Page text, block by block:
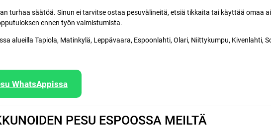
turhaa säätöä. Sinun ei tarvitse ostaa pesuvälineitä, etsiä tikkaita tai käyttää omaa
ennen työn valmistumista.
alueilla Tapiola, Matinkylä, Leppävaara, Espoonlahti, Olari, Niittykumpu, Kivenlahti,
WhatsAppissa
PESU ESPOOSSA MEILTÄ